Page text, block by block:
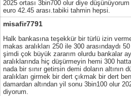
2025 ortası 3bin700 olur diye
euro 42.45 arası.tabiki tahmin hepsi.
misafir7791
Halk bankasına teşekkür bir türlü izin
makas aralıkları 250 ile 300 arasındaydı
şimdi çok büyük zararım olurdu bankalar
aralıklarında hiç düşürmeyin hemi 300
nada bir sınır getirsin demi doların altının
aralıkları girmek bir dert çıkmak bir dert
damardan altından yil sonu 3bin100 olur
diyorum.